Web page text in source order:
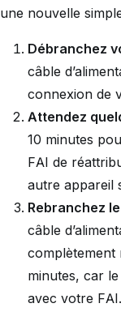
une nouvelle
Débranchez
câble
connexion de
Attendez
10 minutes
FAI de
autre appareil
Rebranchez
câble
complètement
minutes, car
avec votre FAI.